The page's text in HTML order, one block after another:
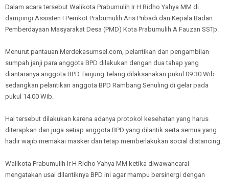
Dalam acara tersebut Walikota Prabumulih Ir H Ridho Yahya MM di
dampingi Assisten I Pemkot Prabumulih Aris Pribadi dan Kepala Badan
Pemberdayaan Masyarakat Desa (PMD) Kota Prabumulih A Fauzan SSTp.
Menurut pantauan Merdekasumsel.com, pelantikan dan pengambilan
sumpah janji para anggota BPD dilakukan dengan dua tahap yang
diantaranya anggota BPD Tanjung Telang dilaksanakan pukul 09.30 Wib
sedangkan pelantikan anggota BPD Rambang Senuling di gelar pada
pukul 14.00 Wib.
Hal tersebut dilakukan karena adanya protokol kesehatan yang harus
diterapkan dan juga setiap anggota BPD yang dilantik serta semua yang
hadir wajib memakai masker dan tetap memberlakukan social distancing.
Walikota Prabumulih Ir H Ridho Yahya MM ketika diwawancarai
mengatakan usai dilantiknya BPD ini agar mampu bersinergi dengan